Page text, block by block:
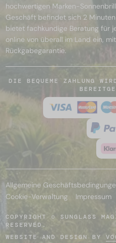
hochwertigen Marken-
Geschäft befindet sich 2
bietet fachkundige Beratung für
online von überall im Land ein,
Rückgabegarantie.
DIE BEQUEME ZAHLUNG
Allgemeine
Cookie-Verwaltung
Impressum
COPYRIGHT © SUNGLASS
RESERVED.
WEBSITE AND DESIGN BY